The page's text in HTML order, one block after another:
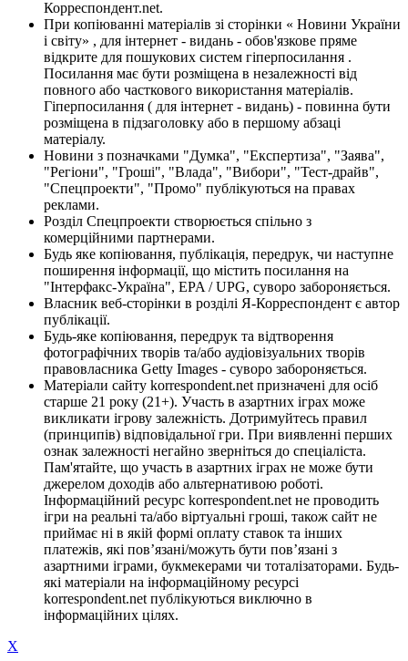
Корреспондент.net.
При копіюванні матеріалів зі сторінки « Новини України
і світу» , для інтернет - видань - обов'язкове пряме
відкрите для пошукових систем гіперпосилання .
Посилання має бути розміщена в незалежності від
повного або часткового використання матеріалів.
Гіперпосилання ( для інтернет - видань) - повинна бути
розміщена в підзаголовку або в першому абзаці
матеріалу.
Новини з позначками "Думка", "Експертиза", "Заява",
"Регіони", "Гроші", "Влада", "Вибори", "Тест-драйв",
"Спецпроекти", "Промо" публікуються на правах
реклами.
Розділ Спецпроекти створюється спільно з
комерційними партнерами.
Будь яке копіювання, публікація, передрук, чи наступне
поширення інформації, що містить посилання на
"Інтерфакс-Україна", EPA / UPG, суворо забороняється.
Власник веб-сторінки в розділі Я-Корреспондент є автор
публікації.
Будь-яке копіювання, передрук та відтворення
фотографічних творів та/або аудіовізуальних творів
правовласника Getty Images - суворо забороняється.
Матеріали сайту korrespondent.net призначені для осіб
старше 21 року (21+). Участь в азартних іграх може
викликати ігрову залежність. Дотримуйтесь правил
(принципів) відповідальної гри. При виявленні перших
ознак залежності негайно зверніться до спеціаліста.
Пам'ятайте, що участь в азартних іграх не може бути
джерелом доходів або альтернативою роботі.
Інформаційний ресурс korrespondent.net не проводить
ігри на реальні та/або віртуальні гроші, також сайт не
приймає ні в якій формі оплату ставок та інших
платежів, які пов’язані/можуть бути пов’язані з
азартними іграми, букмекерами чи тоталізаторами. Будь-
які матеріали на інформаційному ресурсі
korrespondent.net публікуються виключно в
інформаційних цілях.
X